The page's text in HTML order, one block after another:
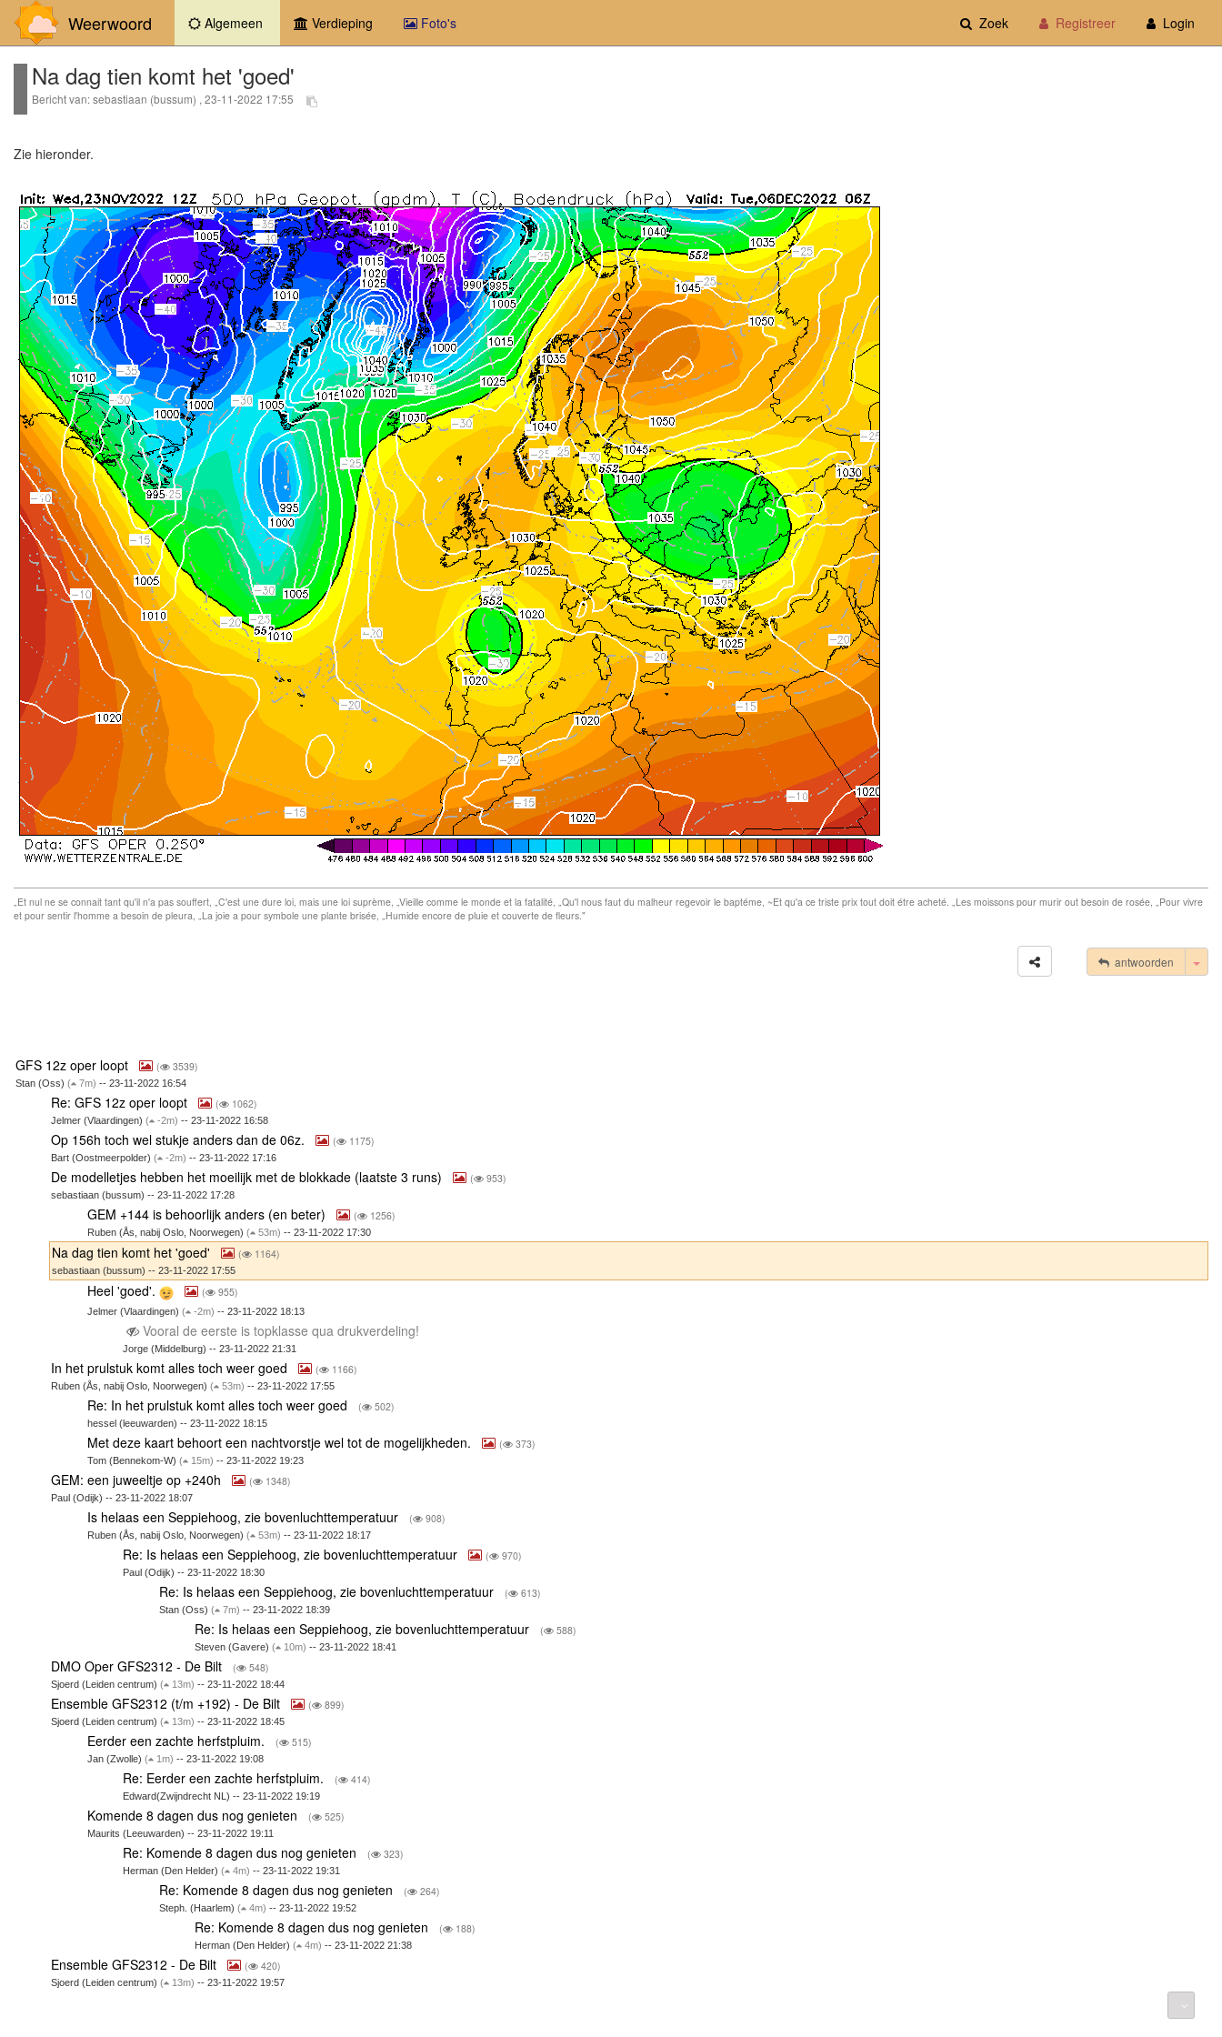
Weerwoord Algemeen (current)Verdieping Foto's Zoek Registreer Login
Na dag tien komt het 'goed'
Bericht van: sebastiaan (bussum) , 23-11-2022 17:55
Zie hieronder.
„Et nul ne se connait tant qu'il n'a pas souffert, „C'est une dure loi, mais une loi suprème, „Vieille comme le monde et la fatalité, „Qu'l nous faut du malheur regevoir le baptéme, ~Et qu'a ce triste prix tout doit étre acheté. „Les moissons pour murir out besoin de rosée, „Pour vivre
et pour sentir l'homme a besoin de pleura, „La joie a pour symbole une plante brisée, „Humide encore de pluie et couverte de fleurs."
antwoorden
GFS 12z oper loopt ( 3539)
Stan (Oss) ( 7m) -- 23-11-2022 16:54
Re: GFS 12z oper loopt ( 1062)
Jelmer (Vlaardingen)( -2m) -- 23-11-2022 16:58
Op 156h toch wel stukje anders dan de 06z. ( 1175)
Bart (Oostmeerpolder)( -2m) -- 23-11-2022 17:16
De modelletjes hebben het moeilijk met de blokkade (laatste 3 runs) ( 953)
sebastiaan (bussum) -- 23-11-2022 17:28
GEM +144 is behoorlijk anders (en beter) ( 1256)
Ruben (Ås, nabij Oslo, Noorwegen) ( 53m) -- 23-11-2022 17:30
Na dag tien komt het 'goed' ( 1164)
sebastiaan (bussum) -- 23-11-2022 17:55
Heel 'goed'. ( 955)
Jelmer (Vlaardingen) ( -2m) -- 23-11-2022 18:13
Vooral de eerste is topklasse qua drukverdeling!
Jorge (Middelburg) -- 23-11-2022 21:31
In het prulstuk komt alles toch weer goed ( 1166)
Ruben (Ås, nabij Oslo, Noorwegen)( 53m) -- 23-11-2022 17:55
Re: In het prulstuk komt alles toch weer goed ( 502)
hessel (leeuwarden) -- 23-11-2022 18:15
Met deze kaart behoort een nachtvorstje wel tot de mogelijkheden. ( 373)
Tom (Bennekom-W) ( 15m) -- 23-11-2022 19:23
GEM: een juweeltje op +240h ( 1348)
Paul (Odijk) -- 23-11-2022 18:07
Is helaas een Seppiehoog, zie bovenluchttemperatuur ( 908)
Ruben (Ås, nabij Oslo, Noorwegen) ( 53m) -- 23-11-2022 18:17
Re: Is helaas een Seppiehoog, zie bovenluchttemperatuur ( 970)
Paul (Odijk) -- 23-11-2022 18:30
Re: Is helaas een Seppiehoog, zie bovenluchttemperatuur ( 613)
Stan (Oss) ( 7m) -- 23-11-2022 18:39
Re: Is helaas een Seppiehoog, zie bovenluchttemperatuur ( 588)
Steven (Gavere)( 10m) -- 23-11-2022 18:41
DMO Oper GFS2312 - De Bilt ( 548)
Sjoerd (Leiden centrum)( 13m) -- 23-11-2022 18:44
Ensemble GFS2312 (t/m +192) - De Bilt ( 899)
Sjoerd (Leiden centrum)( 13m) -- 23-11-2022 18:45
Eerder een zachte herfstpluim. ( 515)
Jan (Zwolle) ( 1m) -- 23-11-2022 19:08
Re: Eerder een zachte herfstpluim. ( 414)
Edward(Zwijndrecht NL) -- 23-11-2022 19:19
Komende 8 dagen dus nog genieten ( 525)
Maurits (Leeuwarden) -- 23-11-2022 19:11
Re: Komende 8 dagen dus nog genieten ( 323)
Herman (Den Helder)( 4m) -- 23-11-2022 19:31
Re: Komende 8 dagen dus nog genieten ( 264)
Steph. (Haarlem) ( 4m) -- 23-11-2022 19:52
Re: Komende 8 dagen dus nog genieten ( 188)
Herman (Den Helder)( 4m) -- 23-11-2022 21:38
Ensemble GFS2312 - De Bilt ( 420)
Sjoerd (Leiden centrum)( 13m) -- 23-11-2022 19:57